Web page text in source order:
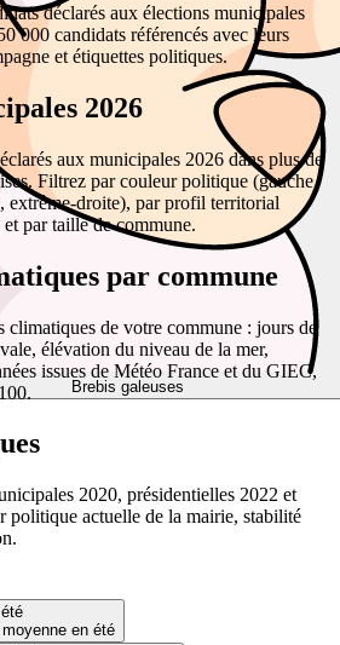
Brebis galeuses
en été
déclarés aux élections municipales
000 candidats référencés avec leurs
et étiquettes politiques.
2026
aux municipales 2026 dans plus de
Filtrez par couleur politique (gauche,
extrême-droite), par profil territorial
par taille de commune.
par commune
de votre commune : jours de
élévation du niveau de la mer,
issues de Météo France et du GIEC,
2020, présidentielles 2022 et
politique actuelle de la mairie, stabilité